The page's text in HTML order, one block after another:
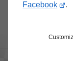
Facebook
.